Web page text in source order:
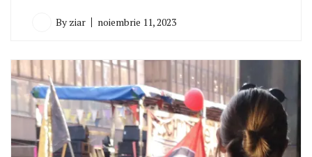
By ziar noiembrie 11, 2023